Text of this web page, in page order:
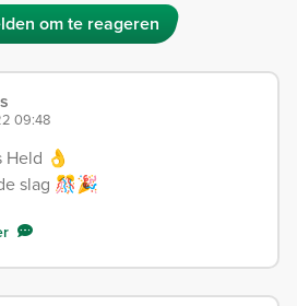
om te reageren
09:48
Held 👌
slag 🎊🎉